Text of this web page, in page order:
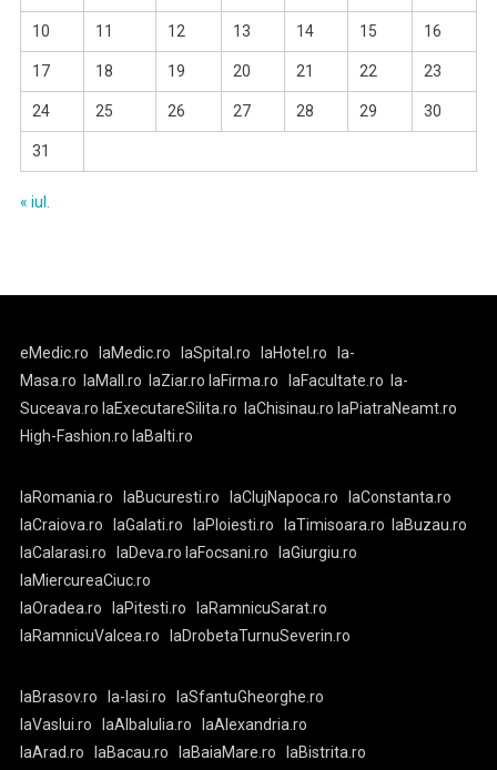
10 11 12 13 14 15 16
17 18 19 20 21 22 23
24 25 26 27 28 29 30
31
« iul.
eMedic.ro laMedic.ro laSpital.ro laHotel.ro
la-
Masa.ro
laMall.ro laZiar.ro laFirma.ro laFacultate.ro
la-
Suceava.ro laExecutareSilita.ro laChisinau.ro laPiatraNeamt.ro
High-Fashion.ro laBalti.ro
laRomania.ro laBucuresti.ro laClujNapoca.ro
laConstanta.ro
laCraiova.ro
laGalati.ro laPloiesti.ro laTimisoara.ro
laBuzau.ro
laCalarasi.ro
laDeva.ro laFocsani.ro
laGiurgiu.ro
laMiercureaCiuc.ro
laOradea.ro
laPitesti.ro
laRamnicuSarat.ro
laRamnicuValcea.ro
laDrobetaTurnuSeverin.ro
laBrasov.ro la-Iasi.ro
laSfantuGheorghe.ro
laVaslui.ro
laAlbaIulia.ro
laAlexandria.ro
laArad.ro
laBacau.ro laBaiaMare.ro laBistrita.ro